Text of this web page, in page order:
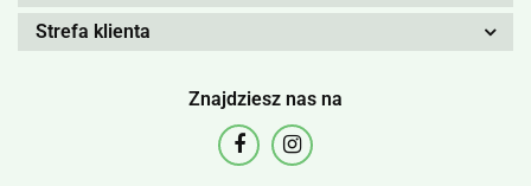
Strefa klienta
Znajdziesz nas na